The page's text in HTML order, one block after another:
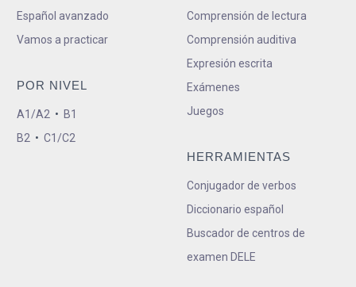
Español avanzado
Vamos a practicar
POR NIVEL
A1/A2 • B1
B2 • C1/C2
Comprensión de lectura
Comprensión auditiva
Expresión escrita
Exámenes
Juegos
HERRAMIENTAS
Conjugador de verbos
Diccionario español
Buscador de centros de
examen DELE